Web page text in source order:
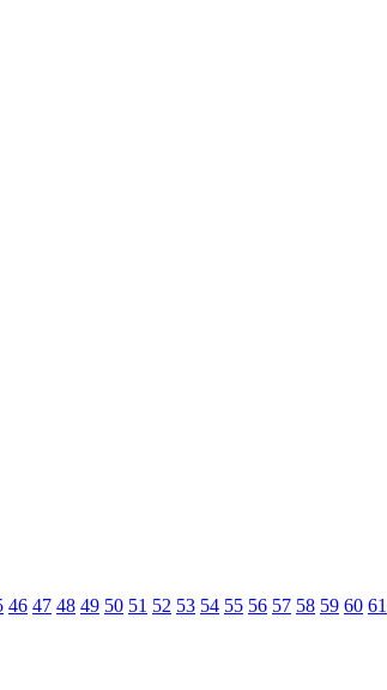
46 47 48 49 50 51 52 53 54 55 56 57 58 59 60 61